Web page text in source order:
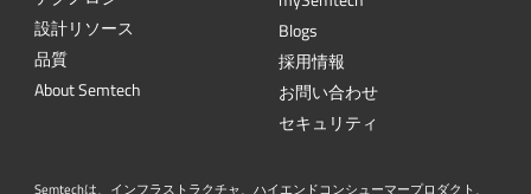
設計リソース
品質
About Semtech
Blogs
採用情報
お問い合わせ
セキュリティ
Semtechは、インフラストラクチャ、ハイエンドコンシューマープロダクト、